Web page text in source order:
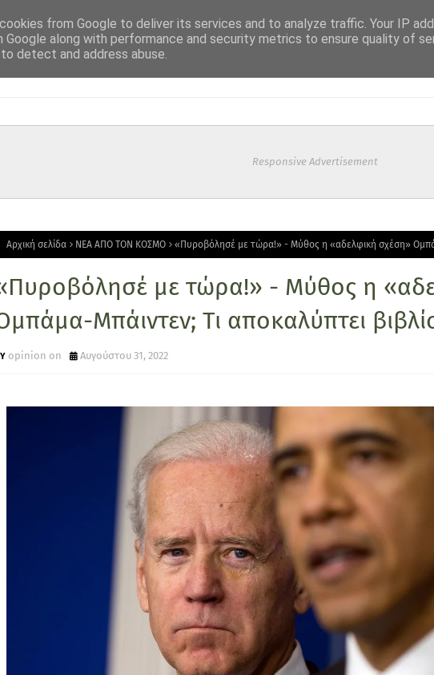
Responsive Advertisement
Αρχική σελίδα ΝΕΑ ΑΠΟ ΤΟΝ ΚΟΣΜΟ «Πυροβόλησέ με τώρα!» - Μύθος η «αδελφική σχέση»
με τώρα!» - Μύθος η
Μπάιντεν; Τι αποκαλύπτει
opinion on Αυγούστου 31, 2022
from Google to deliver its services and to analyze traffic. Your IP
Google along with performance and security metrics to ensure quality of
detect and address abuse.